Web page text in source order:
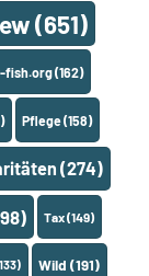
(651)
fish.org(162)
Pflege(158)
(274)
Tax(149)
Wild (191)